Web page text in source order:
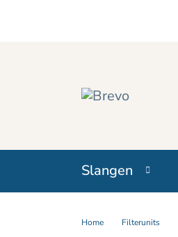
Slangen
Home Filterunits